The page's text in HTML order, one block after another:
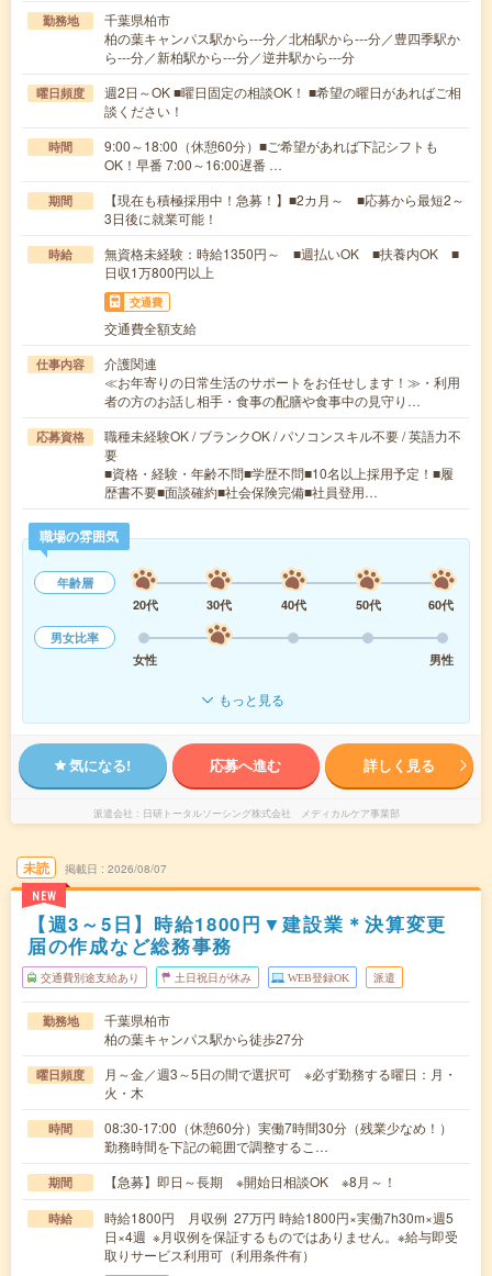
勤務地
千葉県柏市
柏の葉キャンパス駅から---分／北柏駅から---分／豊四季駅か
ら---分／新柏駅から---分／逆井駅から---分
曜日頻度
週2日～OK ■曜日固定の相談OK！ ■希望の曜日があればご相
談ください！
時間
9:00～18:00（休憩60分）■ご希望があれば下記シフトも
OK！早番 7:00～16:00遅番 …
期間
【現在も積極採用中！急募！】■2カ月～ ■応募から最短2～
3日後に就業可能！
時給
無資格未経験：時給1350円～ ■週払いOK ■扶養内OK ■
日収1万800円以上
交通費
交通費全額支給
仕事内容
介護関連
≪お年寄りの日常生活のサポートをお任せします！≫・利用
者の方のお話し相手・食事の配膳や食事中の見守り…
応募資格
職種未経験OK / ブランクOK / パソコンスキル不要 / 英語力不
要
■資格・経験・年齢不問■学歴不問■10名以上採用予定！■履
歴書不要■面談確約■社会保険完備■社員登用…
職場の雰囲気
年齢層
20代
30代 40代 50代
60代
男女比率
女性
男性
もっと見る
気になる! 応募へ進む 詳しく見る
派遣会社 日研トータルソーシング株式会社 メディカルケア事業部
未読
NEW
掲載日 2026/08/07
【週3～5日】時給1800円▼建設業＊決算変更
届の作成など総務事務
交通費別途支給あり 土日祝日が休み WEB登録OK 派遣
勤務地
千葉県柏市
柏の葉キャンパス駅から徒歩27分
曜日頻度
月～金／週3～5日の間で選択可 ※必ず勤務する曜日：月・
火・木
時間
08:30-17:00（休憩60分）実働7時間30分（残業少なめ！）
勤務時間を下記の範囲で調整するこ…
期間 【急募】即日～長期 ※開始日相談OK ※8月～！
時給
時給1800円 月収例 27万円 時給1800円×実働7h30m×週5
日×4週 ※月収例を保証するものではありません。※給与即受
取りサービス利用可（利用条件有）